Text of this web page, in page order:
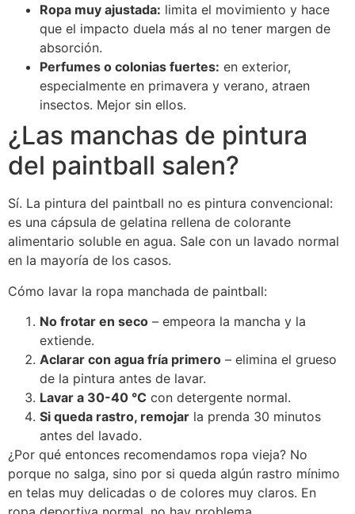
Ropa muy ajustada: limita el movimiento y hace
que el impacto duela más al no tener margen de
absorción.
Perfumes o colonias fuertes: en exterior,
especialmente en primavera y verano, atraen
insectos. Mejor sin ellos.
¿Las manchas de pintura
del paintball salen?
Sí. La pintura del paintball no es pintura convencional:
es una cápsula de gelatina rellena de colorante
alimentario soluble en agua. Sale con un lavado normal
en la mayoría de los casos.
Cómo lavar la ropa manchada de paintball:
No frotar en seco – empeora la mancha y la
extiende.
Aclarar con agua fría primero – elimina el grueso
de la pintura antes de lavar.
Lavar a 30-40 °C con detergente normal.
Si queda rastro, remojar la prenda 30 minutos
antes del lavado.
¿Por qué entonces recomendamos ropa vieja? No
porque no salga, sino por si queda algún rastro mínimo
en telas muy delicadas o de colores muy claros. En